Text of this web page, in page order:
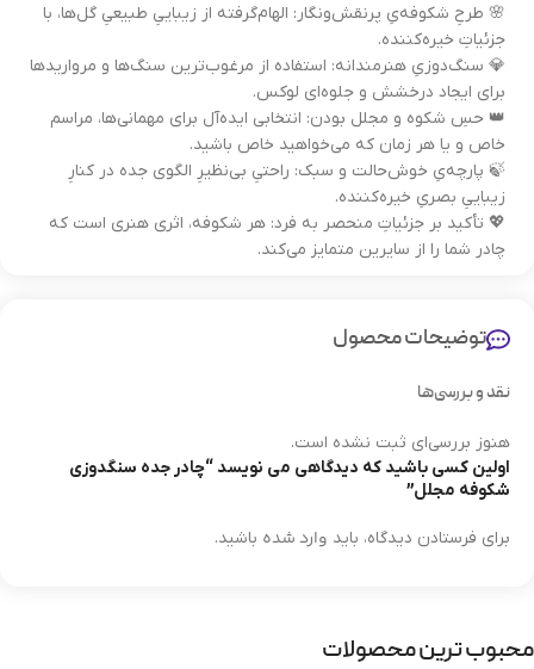
🌸 طرحِ شکوفه‌یِ پرنقش‌ونگار: الهام‌گرفته از زیباییِ طبیعیِ گل‌ها، با
جزئیاتِ خیره‌کننده.
💎 سنگ‌دوزیِ هنرمندانه: استفاده از مرغوب‌ترین سنگ‌ها و مرواریدها
برای ایجاد درخشش و جلوه‌ای لوکس.
👑 حسِ شکوه و مجلل بودن: انتخابی ایده‌آل برای مهمانی‌ها، مراسم
خاص و یا هر زمان که می‌خواهید خاص باشید.
🍃 پارچه‌یِ خوش‌حالت و سبک: راحتیِ بی‌نظیرِ الگوی جده در کنارِ
زیباییِ بصریِ خیره‌کننده.
💖 تأکید بر جزئیاتِ منحصر به فرد: هر شکوفه، اثری هنری است که
چادر شما را از سایرین متمایز می‌کند.
توضیحات محصول
نقد و بررسی‌ها
هنوز بررسی‌ای ثبت نشده است.
اولین کسی باشید که دیدگاهی می نویسد “چادر جده سنگدوزی
شکوفه مجلل”
برای فرستادن دیدگاه، باید وارد شده باشید.
محبوب ترین محصولات